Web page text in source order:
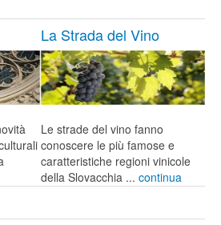
La Strada del Vino
Le strade del vino fanno
conoscere le più famose e
caratteristiche regioni vinicole
della Slovacchia ... continua